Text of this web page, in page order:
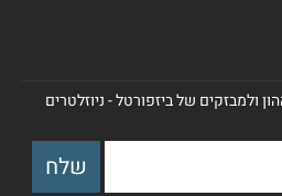
ולמבזקים של ביזפורטל - ניוזלטרים